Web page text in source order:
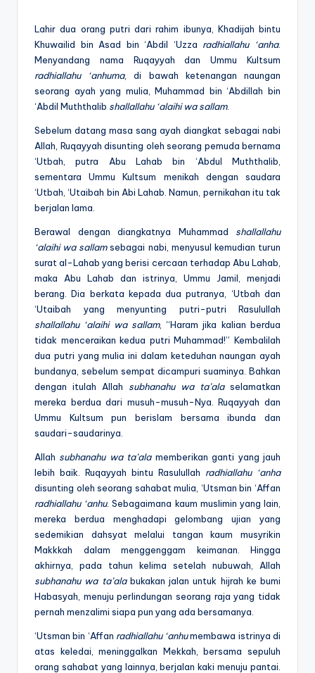
Lahir dua orang putri dari rahim ibunya, Khadijah bintu
Khuwailid bin Asad bin ‘Abdil ‘Uzza radhiallahu ‘anha.
Menyandang nama Ruqayyah dan Ummu Kultsum
radhiallahu ‘anhuma, di bawah ketenangan naungan
seorang ayah yang mulia, Muhammad bin ‘Abdillah bin
‘Abdil Muththalib shallallahu ‘alaihi wa sallam.
Sebelum datang masa sang ayah diangkat sebagai nabi
Allah, Ruqayyah disunting oleh seorang pemuda bernama
‘Utbah, putra Abu Lahab bin ‘Abdul Muththalib,
sementara Ummu Kultsum menikah dengan saudara
‘Utbah, ‘Utaibah bin Abi Lahab. Namun, pernikahan itu tak
berjalan lama.
Berawal dengan diangkatnya Muhammad shallallahu
‘alaihi wa sallamsebagai nabi, menyusul kemudian turun
surat al-Lahab yang berisi cercaan terhadap Abu Lahab,
maka Abu Lahab dan istrinya, Ummu Jamil, menjadi
berang. Dia berkata kepada dua putranya, ‘Utbah dan
‘Utaibah yang menyunting putri-putri Rasulullah
shallallahu ‘alaihi wa sallam, “Haram jika kalian berdua
tidak menceraikan kedua putri Muhammad!” Kembalilah
dua putri yang mulia ini dalam keteduhan naungan ayah
bundanya, sebelum sempat dicampuri suaminya. Bahkan
dengan itulah Allah subhanahu wa ta’alaselamatkan
mereka berdua dari musuh-musuh-Nya. Ruqayyah dan
Ummu Kultsum pun berislam bersama ibunda dan
saudari-saudarinya.
Allah subhanahu wa ta’alamemberikan ganti yang jauh
lebih baik. Ruqayyah bintu Rasulullah radhiallahu ‘anha
disunting oleh seorang sahabat mulia, ‘Utsman bin ‘Affan
radhiallahu ‘anhu. Sebagaimana kaum muslimin yang lain,
mereka berdua menghadapi gelombang ujian yang
sedemikian dahsyat melalui tangan kaum musyrikin
Makkkah dalam menggenggam keimanan. Hingga
akhirnya, pada tahun kelima setelah nubuwah, Allah
subhanahu wa ta’alabukakan jalan untuk hijrah ke bumi
Habasyah, menuju perlindungan seorang raja yang tidak
pernah menzalimi siapa pun yang ada bersamanya.
‘Utsman bin ‘Affan radhiallahu ‘anhumembawa istrinya di
atas keledai, meninggalkan Mekkah, bersama sepuluh
orang sahabat yang lainnya, berjalan kaki menuju pantai.